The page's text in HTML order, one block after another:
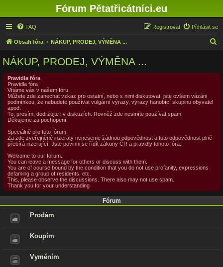
Fórum Pětatřicátníci.eu
FAQ Přihlásit se
Registrovat
Obsah fóra NÁKUP, PRODEJ, VÝMĚNA ...
d
NÁKUP, PRODEJ, VÝMĚNA ...
Pravidla fóra
Pravidla fóra
Vítáme vás v našem fóru.
Můžete zde zanechat vzkaz pro ostatní, nebo s nimi diskutovat, jste ovšem vázáni
podmínkou, že nebudete používat vulgární výrazy, výrazy hanobící skupinu obyvatel
apod.
To, prosím, dodržujte i v diskuzích. Rovněž zde nesmíte používat spam.
Děkujeme za pochopení
Speciálně pro toto fórum.
Za zde zveřejněné inzeráty neneseme žádnou odpovědnost a tuto odpovědnost plně
přebírá inzerující. Jste povinni se řídít zákony ČR a pravidly tohoto fóra.
Welcome to our forum.
You can leave a message for others or discuss with them.
You are of course bound by the condition that you do not use profanity, expressions
defaming a group of residents, etc.
This, please observe the discussions. There also may not use spam.
Thank you for your understanding
Fórum
Prodám
Koupím
Vyměním